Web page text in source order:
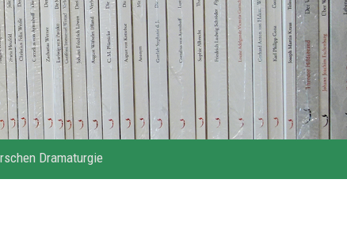
Dramaturgie